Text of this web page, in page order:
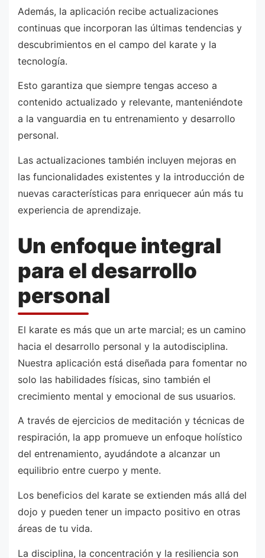
Además, la aplicación recibe actualizaciones
continuas que incorporan las últimas tendencias y
descubrimientos en el campo del karate y la
tecnología.
Esto garantiza que siempre tengas acceso a
contenido actualizado y relevante, manteniéndote
a la vanguardia en tu entrenamiento y desarrollo
personal.
Las actualizaciones también incluyen mejoras en
las funcionalidades existentes y la introducción de
nuevas características para enriquecer aún más tu
experiencia de aprendizaje.
Un enfoque integral
para el desarrollo
personal
El karate es más que un arte marcial; es un camino
hacia el desarrollo personal y la autodisciplina.
Nuestra aplicación está diseñada para fomentar no
solo las habilidades físicas, sino también el
crecimiento mental y emocional de sus usuarios.
A través de ejercicios de meditación y técnicas de
respiración, la app promueve un enfoque holístico
del entrenamiento, ayudándote a alcanzar un
equilibrio entre cuerpo y mente.
Los beneficios del karate se extienden más allá del
dojo y pueden tener un impacto positivo en otras
áreas de tu vida.
La disciplina, la concentración y la resiliencia son